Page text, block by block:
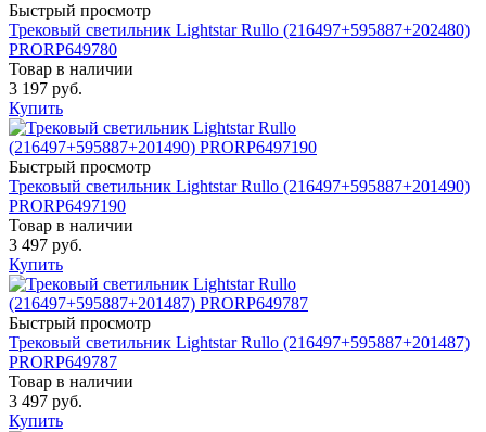
Быстрый просмотр
Трековый светильник Lightstar Rullo (216497+595887+202480)
PRORP649780
Товар в наличии
3 197 руб.
Купить
Быстрый просмотр
Трековый светильник Lightstar Rullo (216497+595887+201490)
PRORP6497190
Товар в наличии
3 497 руб.
Купить
Быстрый просмотр
Трековый светильник Lightstar Rullo (216497+595887+201487)
PRORP649787
Товар в наличии
3 497 руб.
Купить